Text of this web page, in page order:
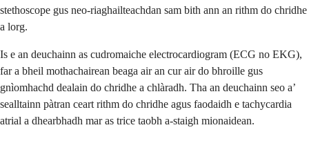
stethoscope gus neo-riaghailteachdan sam bith ann an rithm do chridhe
a lorg.
Is e an deuchainn as cudromaiche electrocardiogram (ECG no EKG),
far a bheil mothachairean beaga air an cur air do bhroille gus
gnìomhachd dealain do chridhe a chlàradh. Tha an deuchainn seo a’
sealltainn pàtran ceart rithm do chridhe agus faodaidh e tachycardia
atrial a dhearbhadh mar as trice taobh a-staigh mionaidean.